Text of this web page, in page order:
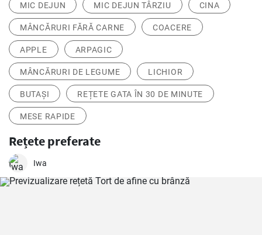
MIC DEJUN MIC DEJUN TÂRZIU CINA
MÂNCĂRURI FĂRĂ CARNE COACERE
APPLE ARPAGIC
MÂNCĂRURI DE LEGUME LICHIOR
BUTAȘI REȚETE GATA ÎN 30 DE MINUTE
MESE RAPIDE
Rețete preferate
Iwa